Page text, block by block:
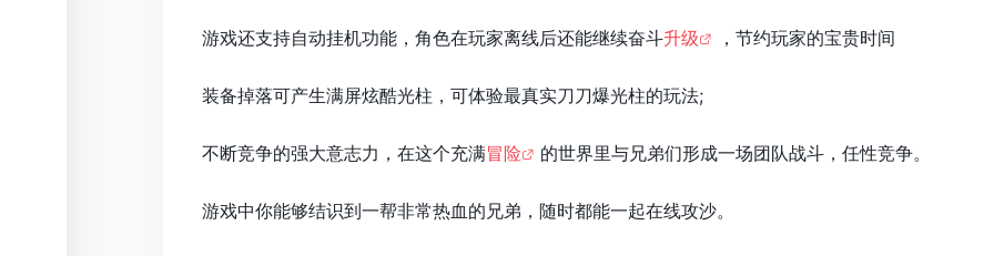
游戏还支持自动挂机功能，角色在玩家离线后还能继续奋斗升级 ，节约玩家的宝贵时间
装备掉落可产生满屏炫酷光柱，可体验最真实刀刀爆光柱的玩法;
不断竞争的强大意志力，在这个充满冒险 的世界里与兄弟们形成一场团队战斗，任性竞争。
游戏中你能够结识到一帮非常热血的兄弟，随时都能一起在线攻沙。